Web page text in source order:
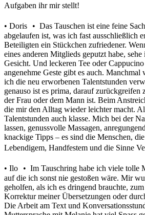
Aufgaben ihr mir stellt!
• Doris • Das Tauschen ist eine feine
abgelaufen ist, was ich fast ausschließlich
Beteiligten ein Stückchen zufriedener.
eines anderen Mitglieds geputzt habe,
Gesicht. Und leckeren Tee oder
angenehme Geste gibt es auch.
ich die neu erworbenen Talentstunden
genauso ist es prima, darauf zurückgreifen
der Frau oder dem Mann ist. Beim
die mir den Alltag wieder leichter macht.
Talentstunden auch klasse. Mich bei der
lassen, genussvolle Massagen,
knackige Tipps – es sind die Menschen,
Lebendigem, Handfestem und die Sinne
• Ilo • Im Tauschring habe ich viele tolle
auf die ich sonst nie gestoßen wäre. Mir
geholfen, als ich es dringend brauchte,
Korrektur meiner Übersetzungen oder
Die Arbeit am Text und